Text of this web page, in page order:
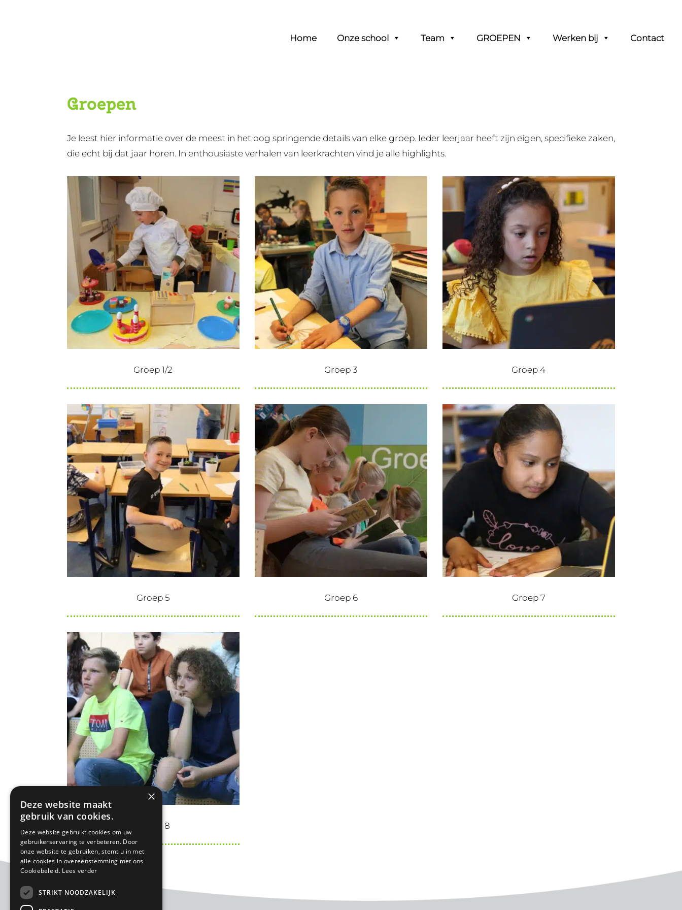
Home Onze school Team GROEPEN Werken bij Contact
Groepen
Je leest hier informatie over de meest in het oog springende details van elke groep. Ieder leerjaar heeft zijn eigen, specifieke zaken,
die echt bij dat jaar horen. In enthousiaste verhalen van leerkrachten vind je alle highlights.
Groep 1/2 Groep 3 Groep 4
Groep 5 Groep 6 Groep 7
Groep 8
×
Deze website maakt
gebruik van cookies.
Deze website gebruikt cookies om uw
gebruikerservaring te verbeteren. Door
onze website te gebruiken, stemt u in met
alle cookies in overeenstemming met ons
Cookiebeleid. Lees verder
STRIKT NOODZAKELIJK